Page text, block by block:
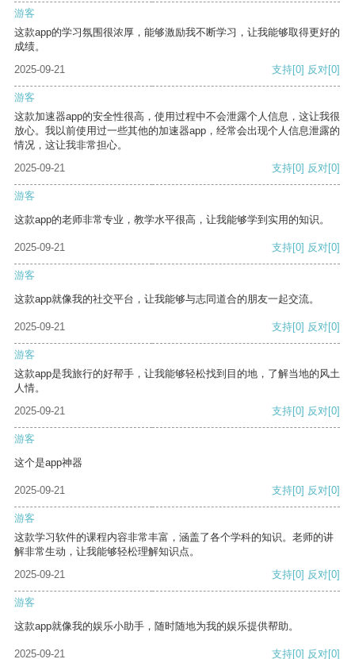
游客
这款app的学习氛围很浓厚，能够激励我不断学习，让我能够取得更好的
成绩。
2025-09-21
支持[0] 反对[0]
游客
这款加速器app的安全性很高，使用过程中不会泄露个人信息，这让我很
放心。我以前使用过一些其他的加速器app，经常会出现个人信息泄露的
情况，这让我非常担心。
2025-09-21
支持[0] 反对[0]
游客
这款app的老师非常专业，教学水平很高，让我能够学到实用的知识。
2025-09-21 支持[0] 反对[0]
游客
这款app就像我的社交平台，让我能够与志同道合的朋友一起交流。
2025-09-21 支持[0] 反对[0]
游客
这款app是我旅行的好帮手，让我能够轻松找到目的地，了解当地的风土
人情。
2025-09-21
支持[0] 反对[0]
游客
这个是app神器
2025-09-21 支持[0] 反对[0]
游客
这款学习软件的课程内容非常丰富，涵盖了各个学科的知识。老师的讲
解非常生动，让我能够轻松理解知识点。
2025-09-21
支持[0] 反对[0]
游客
这款app就像我的娱乐小助手，随时随地为我的娱乐提供帮助。
2025-09-21 支持[0] 反对[0]